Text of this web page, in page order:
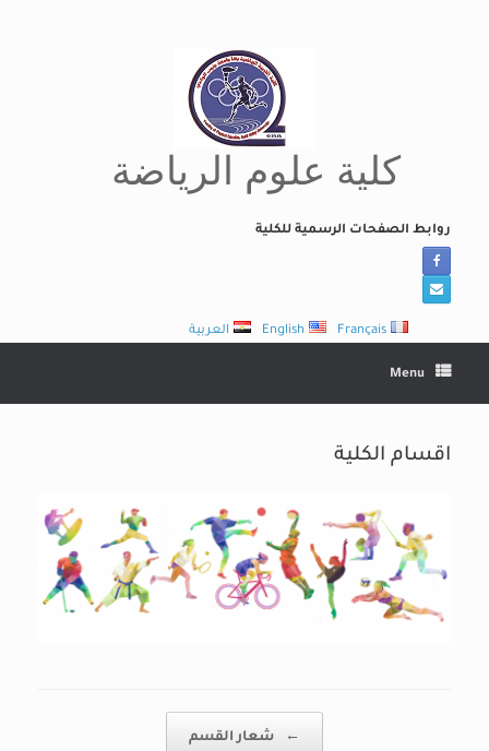
كلية علوم الرياضة
روابط الصفحات الرسمية للكلية
العربية English Français
Menu
اقسام الكلية
← شعار القسم